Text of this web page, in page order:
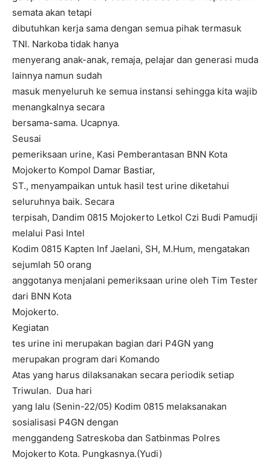
semata akan tetapi
dibutuhkan kerja sama dengan semua pihak termasuk
TNI. Narkoba tidak hanya
menyerang anak-anak, remaja, pelajar dan generasi muda
lainnya namun sudah
masuk menyeluruh ke semua instansi sehingga kita wajib
menangkalnya secara
bersama-sama. Ucapnya.
Seusai
pemeriksaan urine, Kasi Pemberantasan BNN Kota
Mojokerto Kompol Damar Bastiar,
ST., menyampaikan untuk hasil test urine diketahui
seluruhnya baik. Secara
terpisah, Dandim 0815 Mojokerto Letkol Czi Budi Pamudji
melalui Pasi Intel
Kodim 0815 Kapten Inf Jaelani, SH, M.Hum, mengatakan
sejumlah 50 orang
anggotanya menjalani pemeriksaan urine oleh Tim Tester
dari BNN Kota
Mojokerto.
Kegiatan
tes urine ini merupakan bagian dari P4GN yang
merupakan program dari Komando
Atas yang harus dilaksanakan secara periodik setiap
Triwulan. Dua hari
yang lalu (Senin-22/05) Kodim 0815 melaksanakan
sosialisasi P4GN dengan
menggandeng Satreskoba dan Satbinmas Polres
Mojokerto Kota. Pungkasnya.(Yudi)